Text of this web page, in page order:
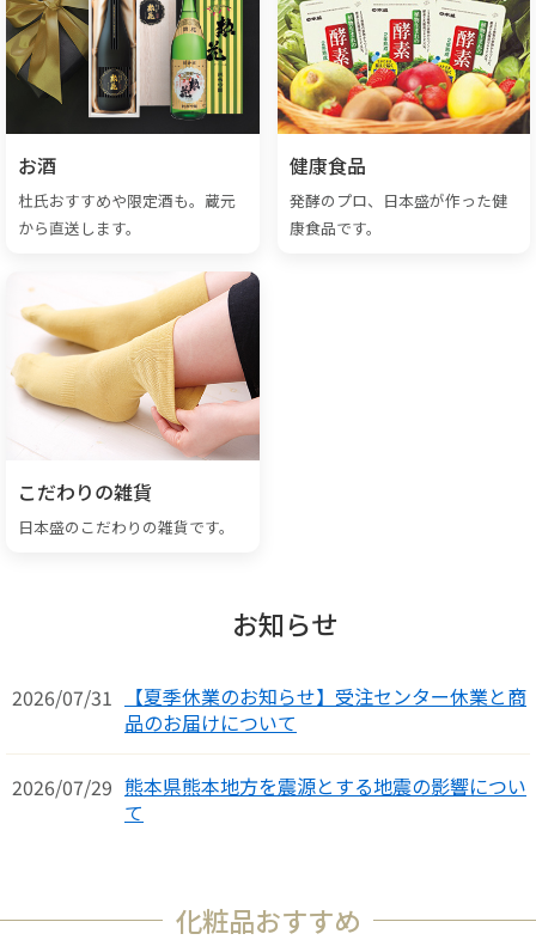
お酒
杜氏おすすめや限定酒も。蔵元
から直送します。
健康食品
発酵のプロ、日本盛が作った健
康食品です。
こだわりの雑貨
日本盛のこだわりの雑貨です。
お知らせ
2026/07/31
【夏季休業のお知らせ】受注センター休業と商
品のお届けについて
2026/07/29 熊本県熊本地方を震源とする地震の影響につい
て
化粧品おすすめ